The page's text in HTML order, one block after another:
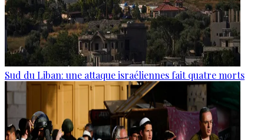
Sud du Liban: une attaque israéliennes fait quatre morts